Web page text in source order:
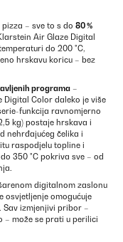
– sve to s do 80 %
Air Glaze Digital
do 200 °C,
hrskavu koricu – bez
programa –
Digital Color daleko je više
funkcija ravnomjerno
kg) postaje hrskava i
nehrđajućeg čelika i
raspodjelu topline i
350 °C pokriva sve – od
digitalnom zaslonu
osvjetljenje omogućuje
Sav izmjenjivi pribor –
– može se prati u perilici